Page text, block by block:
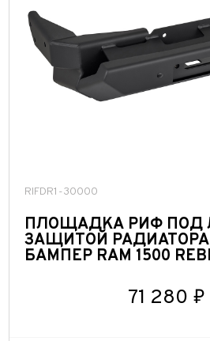
RIFDR1-30000
ПЛОЩАДКА РИФ ПОД
ЗАЩИТОЙ
БАМПЕР RAM 1500
71 280 ₽